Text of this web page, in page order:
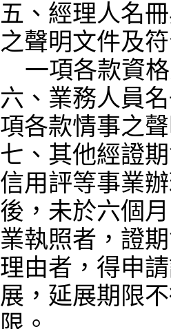
五、經理人名
之聲明文件及
六、業務人員
項各款情事之
七、其他經證
信用評等事業
後，未於六個
業執照者，證
理由者，得申
展，延展期限